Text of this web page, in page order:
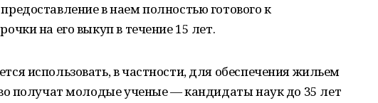
в наем полностью готового к
на его выкуп в течение 15 лет.
использовать, в частности, для обеспечения жильем
получат молодые ученые — кандидаты наук до 35 лет